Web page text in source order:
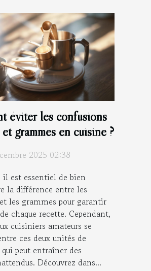
éviter les confusions
grammes en cuisine ?
2025 02:38
il est essentiel de bien
la différence entre les
les grammes pour garantir
chaque recette. Cependant,
cuisiniers amateurs se
ces deux unités de
qui peut entraîner des
Découvrez dans...